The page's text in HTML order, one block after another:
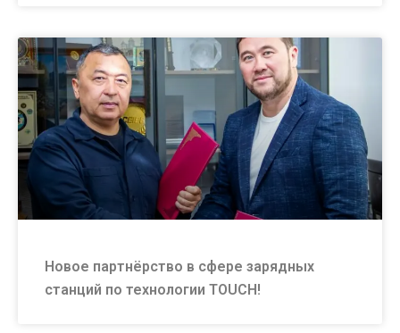
Новое партнёрство в сфере зарядных
станций по технологии TOUCH!